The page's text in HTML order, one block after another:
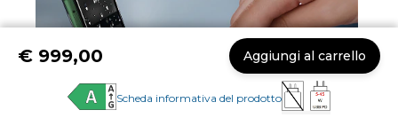
€ 999,00 Aggiungi al carrello
Scheda informativa del prodotto